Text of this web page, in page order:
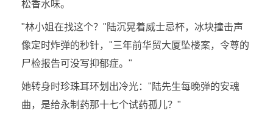
松香水味。
"林小姐在找这个？"陆沉晃着威士忌杯，冰块撞击声
像定时炸弹的秒针，"三年前华贸大厦坠楼案，令尊的
尸检报告可没写抑郁症。"
她转身时珍珠耳环划出冷光："陆先生每晚弹的安魂
曲，是给永制药那十七个试药孤儿？"